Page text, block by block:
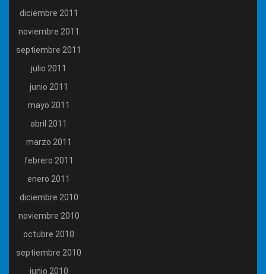
diciembre 2011
noviembre 2011
septiembre 2011
julio 2011
junio 2011
mayo 2011
abril 2011
marzo 2011
febrero 2011
enero 2011
diciembre 2010
noviembre 2010
octubre 2010
septiembre 2010
junio 2010